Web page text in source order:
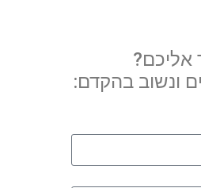
אליכם?
ונשוב בהקדם: